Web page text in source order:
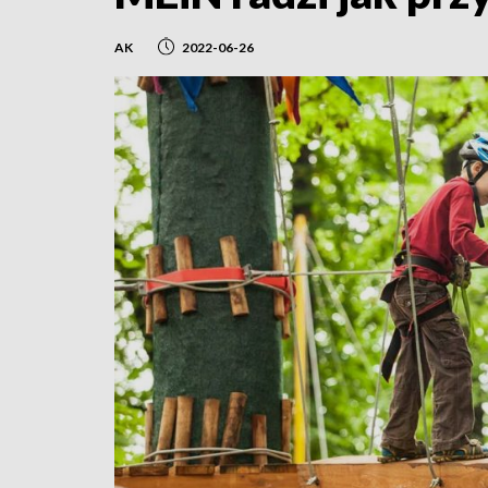
AK 2022-06-26